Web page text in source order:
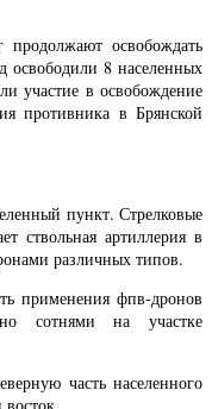
освобождать
освободили 8 населенных
участие в освобождение
противника в Брянской
пункт. Стрелковые
ствольная артиллерия в
различных типов.
применения фпв-дронов
сотнями на участке
часть населенного